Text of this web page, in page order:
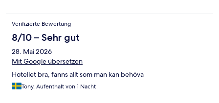
Verifizierte Bewertung
8/10 – Sehr gut
28. Mai 2026
Mit Google übersetzen
Hotellet bra, fanns allt som man kan behöva
Tony, Aufenthalt von 1 Nacht